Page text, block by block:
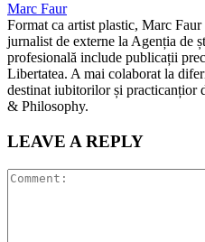
Marc Faur
Format ca artist plastic, Marc
jurnalist de externe la Agenția de
profesională include publicații
Libertatea. A mai colaborat la
destinat iubitorilor și practicanțior
& Philosophy.
LEAVE A REPLY